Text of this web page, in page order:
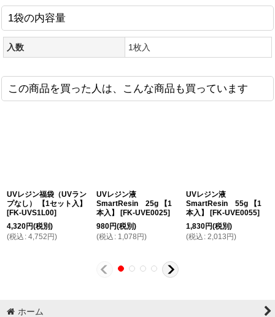
1袋の内容量
入数 1枚入
この商品を買った人は、こんな商品も買っています
UVレジン福袋（UVラン
プなし） 【1セット入】
[FK-UVS1L00]
4,320円(税別)
(税込 : 4,752 円)
UVレジン液
SmartResin 25g 【1
本入】
[FK-UVE0025]
980円(税別)
(税込 : 1,078 円)
UVレジン液
SmartResin 55g 【1
本入】
[FK-UVE0055]
1,830円(税別)
(税込 : 2,013 円)
ホーム